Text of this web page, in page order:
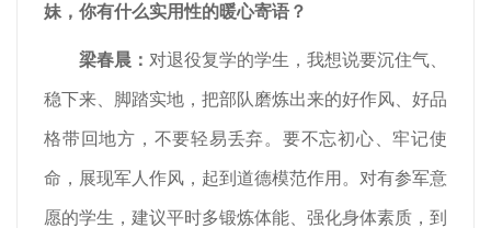
妹，你有什么实用性的暖心寄语？
梁春晨 ： 对退役复学的学生，我想说要沉住气、
稳下来、脚踏实地，把部队磨炼出来的好作风、好品
格带回地方，不要轻易丢弃。要不忘初心、牢记使
命，展现军人作风，起到道德模范作用。对有参军意
愿的学生，建议平时多锻炼体能、强化身体素质，到